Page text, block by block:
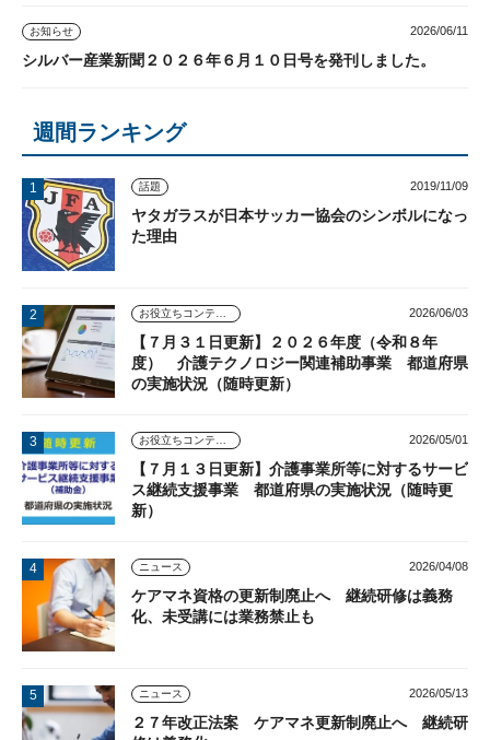
お知らせ 2026/06/11
シルバー産業新聞２０２６年６月１０日号を発刊しました。
週間ランキング
話題 2019/11/09
ヤタガラスが日本サッカー協会のシンボルになっ
た理由
2026/06/03
【７月３１日更新】２０２６年度（令和８年
度） 介護テクノロジー関連補助事業 都道府県
の実施状況（随時更新）
2026/05/01
【７月１３日更新】介護事業所等に対するサービ
ス継続支援事業 都道府県の実施状況（随時更
新）
ニュース 2026/04/08
ケアマネ資格の更新制廃止へ 継続研修は義務
化、未受講には業務禁止も
ニュース 2026/05/13
２７年改正法案 ケアマネ更新制廃止へ 継続研